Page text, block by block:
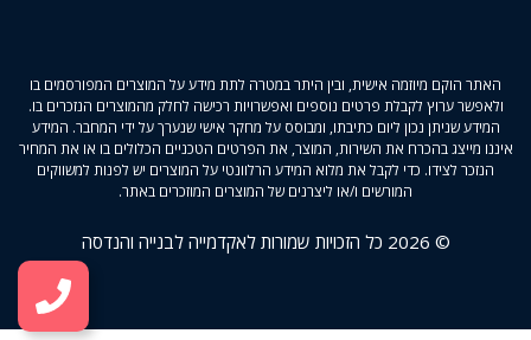
האתר הוקם מיוזמה אישית, ובין היתר במטרה לתת מידע על המוצרים המפורסמים בו
ולאפשר ערוץ לקבלת פרטים נוספים ואפשרויות רכישה לחלק מהמוצרים הנזכרים בו.
המידע שניתן נכון ליום כתיבתו, ומבוסס על מחקר אישי שנערך על ידי המחבר. המידע
איננו מייצג בהכרח את השירות, המוצר, את הפרטים הטכניים הכלולים בו או את המחיר
הנזכר לצידו. כדי לקבל את מלוא המידע הרלוונטי על המוצרים יש לפנות למשווקים
המורשים ו/או ליצרנים של המוצרים המוזכרים באתר.
© 2026 כל הזכויות שמורות לאקדמייה לבנייה והנדסה